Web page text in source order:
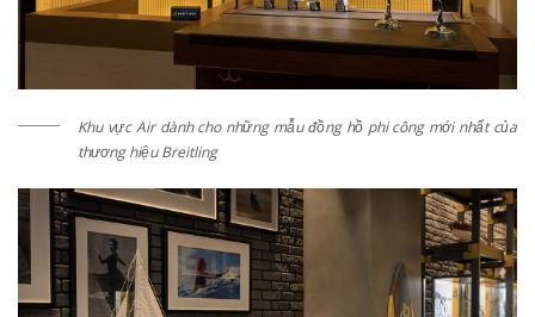
Khu vực Air dành cho những mẫu đồng hồ phi công mới nhất của
thương hiệu Breitling